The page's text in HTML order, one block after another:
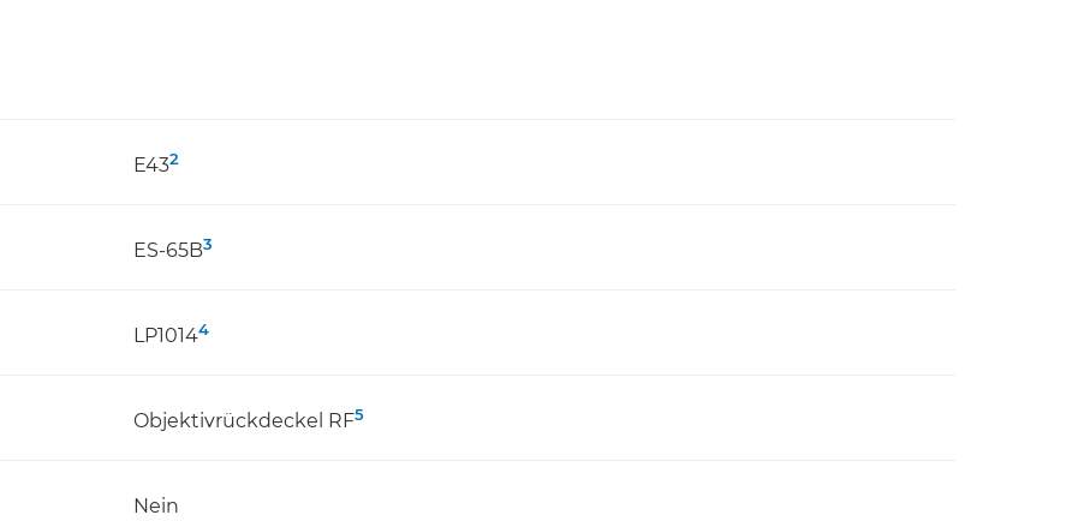
E432
ES-65B3
LP10144
Objektivrückdeckel RF5
Nein